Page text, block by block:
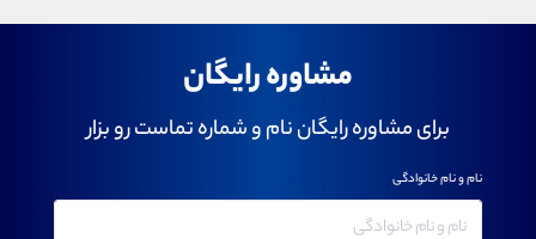
مشاوره رایگان
برای مشاوره رایگان نام و شماره تماست رو بزار
نام و نام خانوادگی